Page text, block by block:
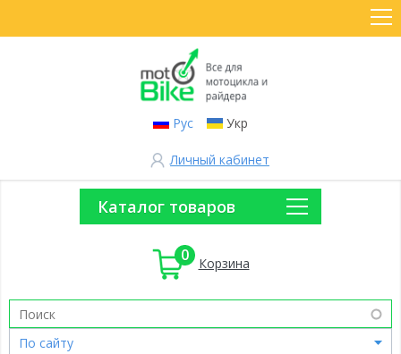
Рус Укр
Личный кабинет
Каталог товаров
0 Корзина